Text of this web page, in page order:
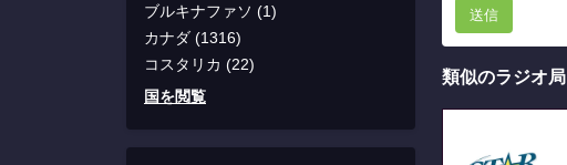
ブルキナファソ (1)
カナダ (1316)
コスタリカ (22)
国を閲覧
送信
類似のラジオ局